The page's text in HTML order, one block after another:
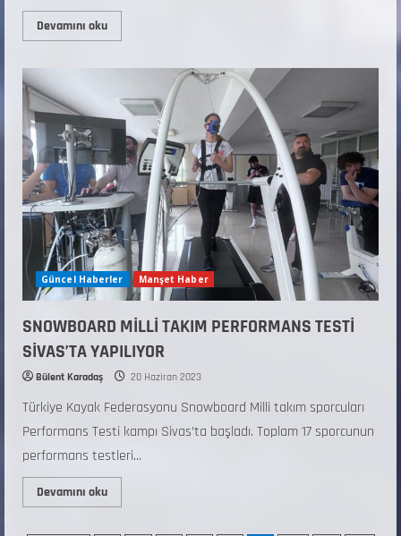
Devamını oku
Güncel Haberler Manşet Haber
SNOWBOARD MİLLİ TAKIM PERFORMANS TESTİ
SİVAS’TA YAPILIYOR
Bülent Karadaş 20 Haziran 2023
Türkiye Kayak Federasyonu Snowboard Milli takım sporcuları
Performans Testi kampı Sivas’ta başladı. Toplam 17 sporcunun
performans testleri...
Devamını oku